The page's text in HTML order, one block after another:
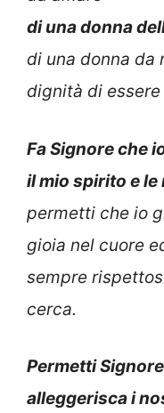
di una donna
di una donna da
dignità di
Fa Signore che
il mio spirito e le
permetti che io
gioia nel cuore
sempre
cerca.
Permetti
alleggerisca i